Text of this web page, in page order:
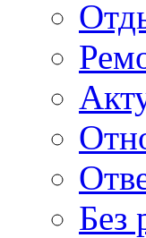
Без